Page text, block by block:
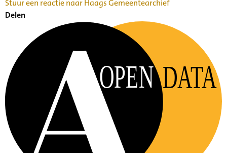
Stuur een reactie naar Haags Gemeentearchief
Delen
OPEN DATA